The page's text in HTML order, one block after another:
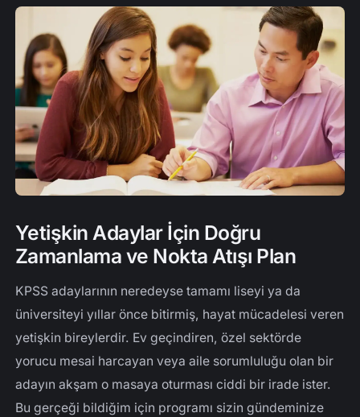
Yetişkin Adaylar İçin Doğru
Zamanlama ve Nokta Atışı Plan
KPSS adaylarının neredeyse tamamı liseyi ya da
üniversiteyi yıllar önce bitirmiş, hayat mücadelesi veren
yetişkin bireylerdir. Ev geçindiren, özel sektörde
yorucu mesai harcayan veya aile sorumluluğu olan bir
adayın akşam o masaya oturması ciddi bir irade ister.
Bu gerçeği bildiğim için programı sizin gündeminize